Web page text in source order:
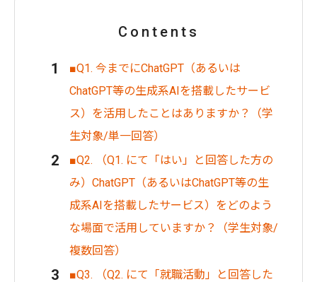
Contents
■Q1. 今までにChatGPT（あるいは
ChatGPT等の生成系AIを搭載したサービ
ス）を活用したことはありますか？（学
生対象/単一回答）
■Q2. （Q1. にて「はい」と回答した方の
み）ChatGPT（あるいはChatGPT等の生
成系AIを搭載したサービス）をどのよう
な場面で活用していますか？（学生対象/
複数回答）
■Q3. （Q2. にて「就職活動」と回答した